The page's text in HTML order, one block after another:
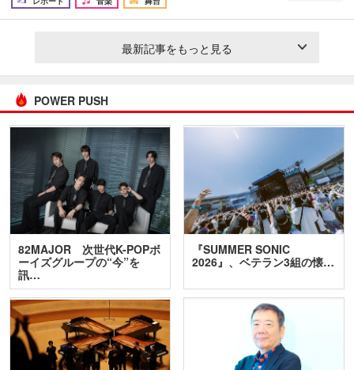
最新記事をもっと見る
POWER PUSH
82MAJOR 次世代K-POPボ
ーイズグループの“今”を
訊…
『SUMMER SONIC
2026』、ベテラン3組の懐…